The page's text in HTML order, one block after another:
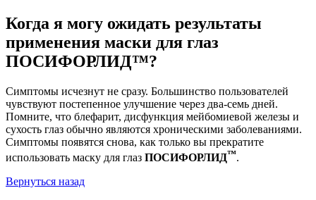
Когда я могу ожидать результаты
применения маски для глаз
ПОСИФОРЛИД™?
Симптомы исчезнут не сразу. Большинство пользователей
чувствуют постепенное улучшение через два-семь дней.
Помните, что блефарит, дисфункция мейбомиевой железы и
сухость глаз обычно являются хроническими заболеваниями.
Симптомы появятся снова, как только вы прекратите
использовать маску для глаз ПОСИФОРЛИД™.
Вернуться назад